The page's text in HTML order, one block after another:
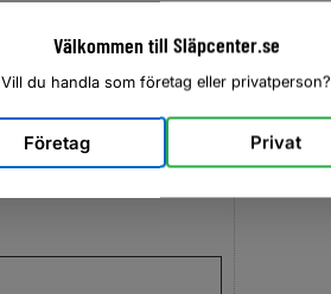
Välkommen till Släpcenter.se
Vill du handla som företag eller privatperson?
Företag Privat